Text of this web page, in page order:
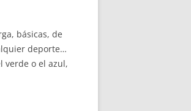
básicas, de
deporte…
verde o el azul,